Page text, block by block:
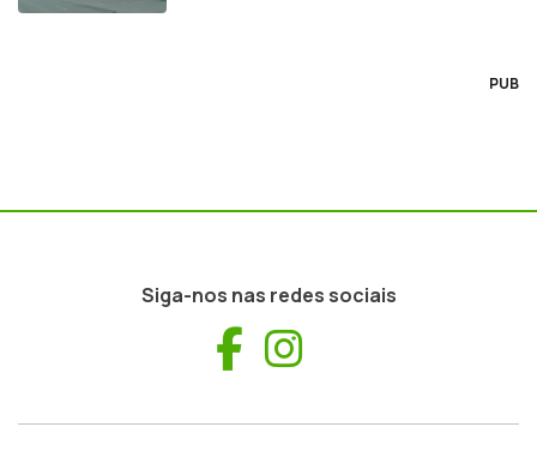
PUB
Siga-nos nas redes sociais
Facebook